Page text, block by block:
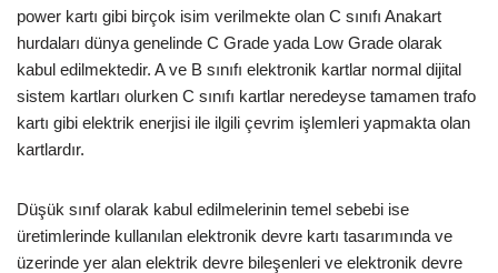
power kartı gibi birçok isim verilmekte olan C sınıfı Anakart
hurdaları dünya genelinde C Grade yada Low Grade olarak
kabul edilmektedir. A ve B sınıfı elektronik kartlar normal dijital
sistem kartları olurken C sınıfı kartlar neredeyse tamamen trafo
kartı gibi elektrik enerjisi ile ilgili çevrim işlemleri yapmakta olan
kartlardır.
Düşük sınıf olarak kabul edilmelerinin temel sebebi ise
üretimlerinde kullanılan elektronik devre kartı tasarımında ve
üzerinde yer alan elektrik devre bileşenleri ve elektronik devre